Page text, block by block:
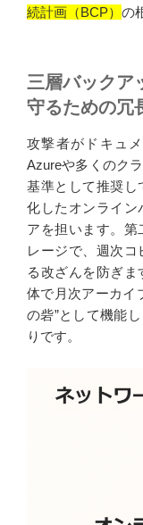
続計画（BCP） の
三層バックア
守るための冗
攻撃者がドキュ
Azureや多くのク
基準として推奨し
化したオンライン
アを担います。第
レージで、週次
る改ざんを防ぎ
体で月次アーカイ
の砦”として機能
りです。